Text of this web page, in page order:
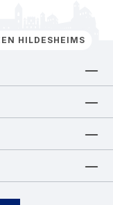
HILDESHEIMS